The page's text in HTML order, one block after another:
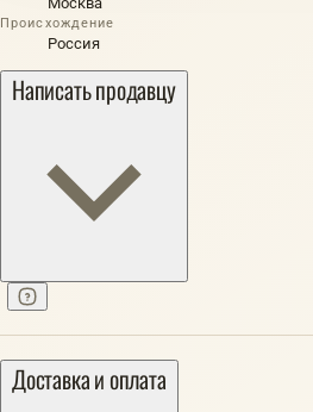
Происхождение
Россия
Написать продавцу
Доставка и оплата